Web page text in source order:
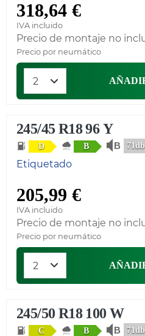
318,64 €
IVA incluido
Precio de montaje no
Precio por neumático
245/45 R18 96 Y
D B 71db
Etiquetado
205,99 €
IVA incluido
Precio de montaje no
Precio por neumático
245/50 R18 100 W
C B 71db